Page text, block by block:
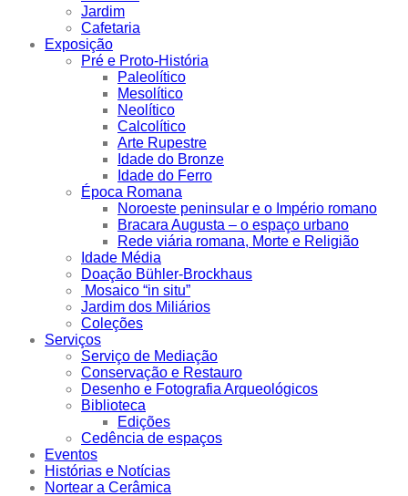
Jardim
Cafetaria
Exposição
Pré e Proto-História
Paleolítico
Mesolítico
Neolítico
Calcolítico
Arte Rupestre
Idade do Bronze
Idade do Ferro
Época Romana
Noroeste peninsular e o Império romano
Bracara Augusta – o espaço urbano
Rede viária romana, Morte e Religião
Idade Média
Doação Bühler-Brockhaus
Mosaico “in situ”
Jardim dos Miliários
Coleções
Serviços
Serviço de Mediação
Conservação e Restauro
Desenho e Fotografia Arqueológicos
Biblioteca
Edições
Cedência de espaços
Eventos
Histórias e Notícias
Nortear a Cerâmica